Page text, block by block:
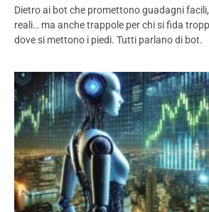
Dietro ai bot che promettono guadagni
reali… ma anche trappole per chi si fida
dove si mettono i piedi. Tutti parlano di bot.